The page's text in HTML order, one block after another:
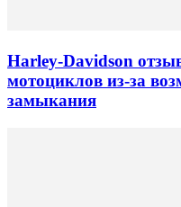
Harley-Davidson
мотоциклов из-за
замыкания